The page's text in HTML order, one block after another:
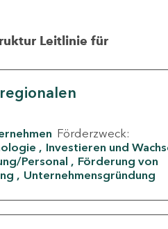
Leitlinie für
Förderzweck:
Investieren und
Personal
Förderung von
Unternehmensgründung